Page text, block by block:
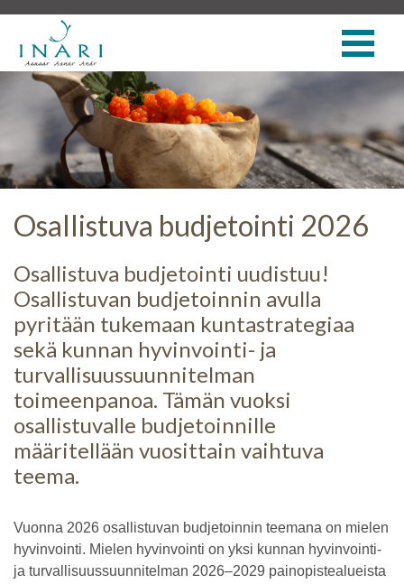
Osallistuva budjetointi 2026
Osallistuva budjetointi uudistuu!
Osallistuvan budjetoinnin avulla
pyritään tukemaan kuntastrategiaa
sekä kunnan hyvinvointi- ja
turvallisuussuunnitelman
toimeenpanoa. Tämän vuoksi
osallistuvalle budjetoinnille
määritellään vuosittain vaihtuva
teema.
Vuonna 2026 osallistuvan budjetoinnin teemana on mielen
hyvinvointi. Mielen hyvinvointi on yksi kunnan hyvinvointi-
ja turvallisuussuunnitelman 2026–2029 painopistealueista